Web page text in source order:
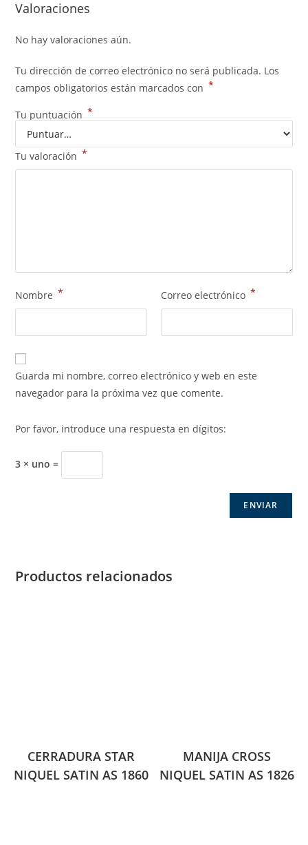
Valoraciones
No hay valoraciones aún.
Tu dirección de correo electrónico no será publicada. Los
campos obligatorios están marcados con *
Tu puntuación *
Tu valoración *
Nombre * Correo electrónico *
Guarda mi nombre, correo electrónico y web en este
navegador para la próxima vez que comente.
Por favor, introduce una respuesta en dígitos:
3 × uno =
Productos relacionados
CERRADURA STAR
NIQUEL SATIN AS 1860
MANIJA CROSS
NIQUEL SATIN AS 1826